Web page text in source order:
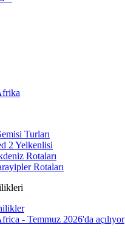
Turları
2 Yelkenlisi
Rotaları
Rotaları
- Temmuz 2026'da açılıyor